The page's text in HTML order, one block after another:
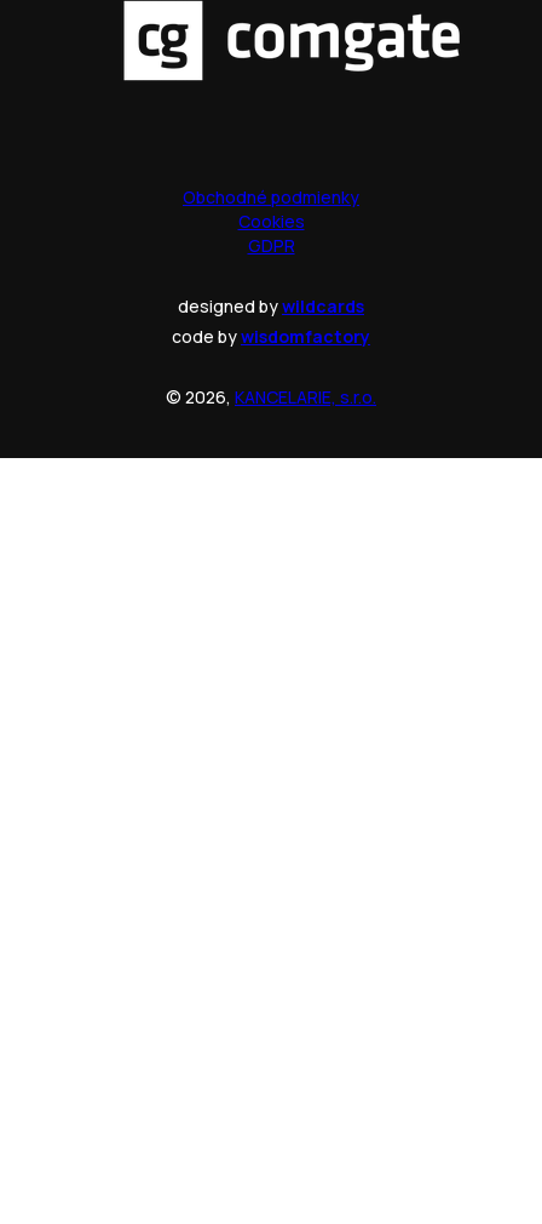
Obchodné podmienky
Cookies
GDPR
designed bywildcards
code bywisdomfactory
© 2026, KANCELARIE, s.r.o.